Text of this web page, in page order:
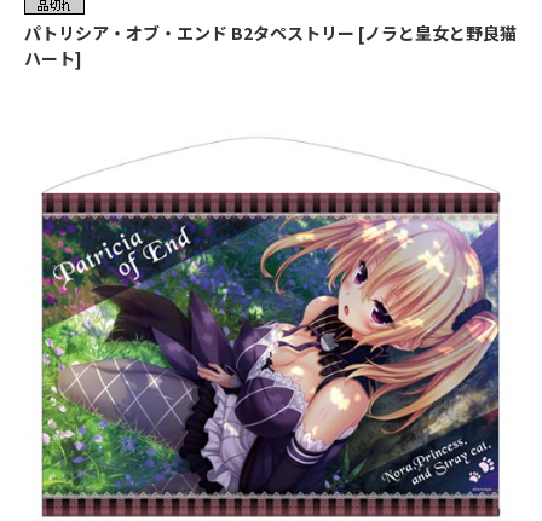
パトリシア・オブ・エンド B2タペストリー [ノラと皇女と野良猫
ハート]